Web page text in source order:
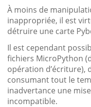
À moins de
inappropriée, il est
détruire une carte
Il est cependant
fichiers MicroPython
opération d’écriture),
consumant tout le
inadvertance une
incompatible.